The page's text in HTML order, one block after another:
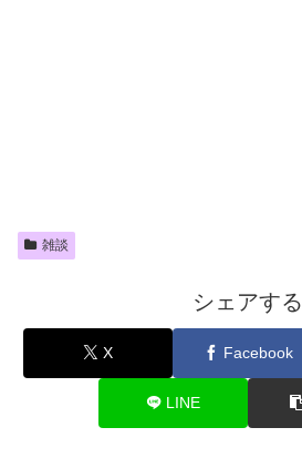
雑談
シェアする
X Facebook
LINE